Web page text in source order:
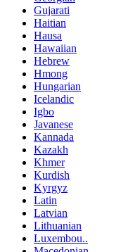
Gujarati
Haitian
Hausa
Hawaiian
Hebrew
Hmong
Hungarian
Icelandic
Igbo
Javanese
Kannada
Kazakh
Khmer
Kurdish
Kyrgyz
Latin
Latvian
Lithuanian
Luxembou..